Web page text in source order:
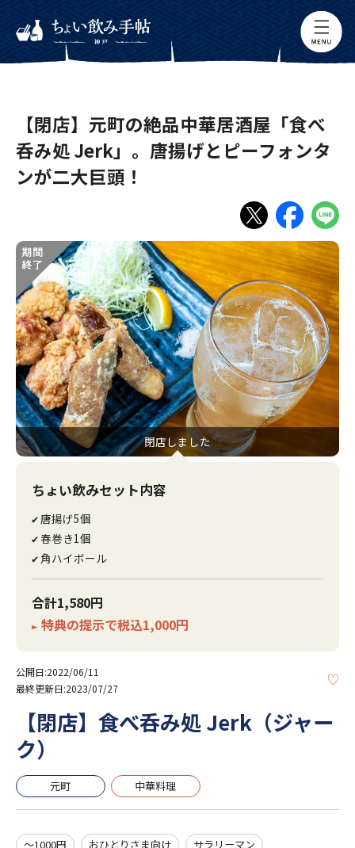
【閉店】元町の絶品中華居酒屋「食べ
呑み処 Jerk」。唐揚げとピーフォンタ
ンが二大巨頭！
閉店しました
ちょい飲みセット内容
✔ 唐揚げ5個
✔ 春巻き1個
✔ 角ハイボール
合計1,580円
► 特典の提示で税込1,000円
公開日:2022/06/11
最終更新日:2023/07/27
【閉店】食べ呑み処 Jerk（ジャー
ク）
元町 中華料理
～1000円 おひとりさま向け
サラリーマン